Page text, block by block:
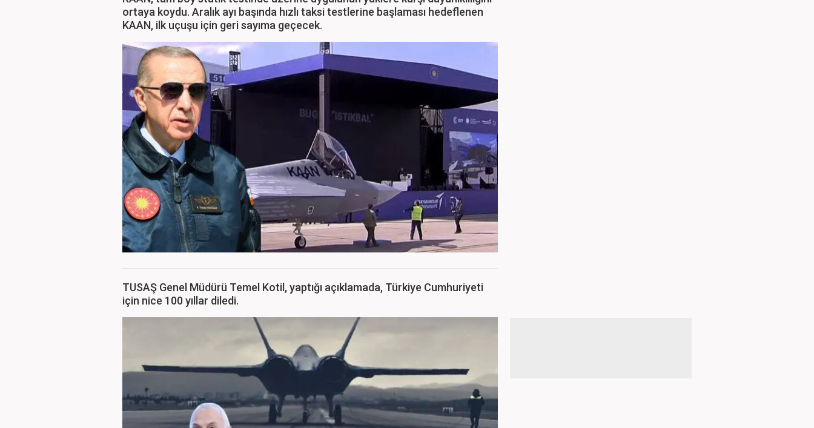
ortaya koydu. Aralık ayı başında hızlı taksi testlerine başlaması hedeflenen
KAAN, ilk uçuşu için geri sayıma geçecek.
TUSAŞ Genel Müdürü Temel Kotil, yaptığı açıklamada, Türkiye Cumhuriyeti
için nice 100 yıllar diledi.